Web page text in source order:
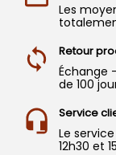
Les
Retour
Échange
de 100
Service
Le
12h30 et